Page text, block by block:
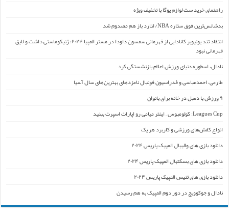
راهنمای خرید ست لوازم یوگا با تخفیف ویژه
بدشانس‌ترین فوق ستاره NBA/ لنارد باز هم مصدوم شد
انتقاد تند یوتیوبر کانادایی از قهرمانی سمسون داودا در مستر المپیا ۲۰۲۴: ژنیکوماستی داشت و لایق
قهرمانی نبود
نادال، اسطوره دنیای ورزش اعلام بازنشستگی کرد
طارمی، احمدعباسی و فدراسیون فوتبال نامزدهای بهترین‌های سال آسیا
۹ ورزش با دمبل در خانه برای بانوان
Leagues Cup: کولومبوس – اینتر میامی رو اپارات اسپرت ببنید
انواع کفش‌های ورزشی و کاربرد هر یک
دانلود بازی های والیبال المپیک پاریس ۲۰۲۴
دانلود بازی های بسکتبال المپیک پاریس ۲۰۲۴
دانلود بازی های تنیس المپیک پاریس ۲۰۲۴
نادال و جوکوویچ در دور دوم المپیک به هم رسیدن